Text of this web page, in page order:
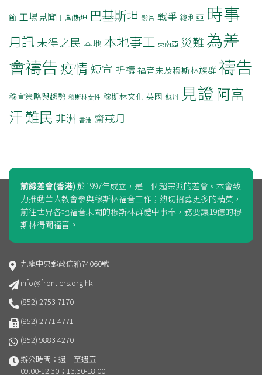
節 工場見聞 巴勒斯坦 巴基斯坦 影片 戰爭 敍利亞 時事
月訊 未得之民 本地 本地事工 東南亞 災難 為差
會禱告疫情 短宣 祈禱福音未及穆斯林族群 禱告
穆宣策略與趨勢 穆斯林女性 穆斯林文化 英國 蘇丹 見證 阿富
汗難民 非洲 香港 齋戒月
前線差會(香港) 於1997年成立，是一個超宗派的差會。本會致
力推動華人教會參與穆斯林福音工作；熱切招募更多的精英，
前往世界各地福音未聞的穆斯林群體中事奉，務要讓19億的穆
斯林得聞福音。
九龍中央郵政信箱74060號
info@frontiers.org.hk
(852) 2753 7170
(852) 2771 4771
(852) 9883 4270
辦公時間：週一至週五
09:00-12:30；13:30-18:00